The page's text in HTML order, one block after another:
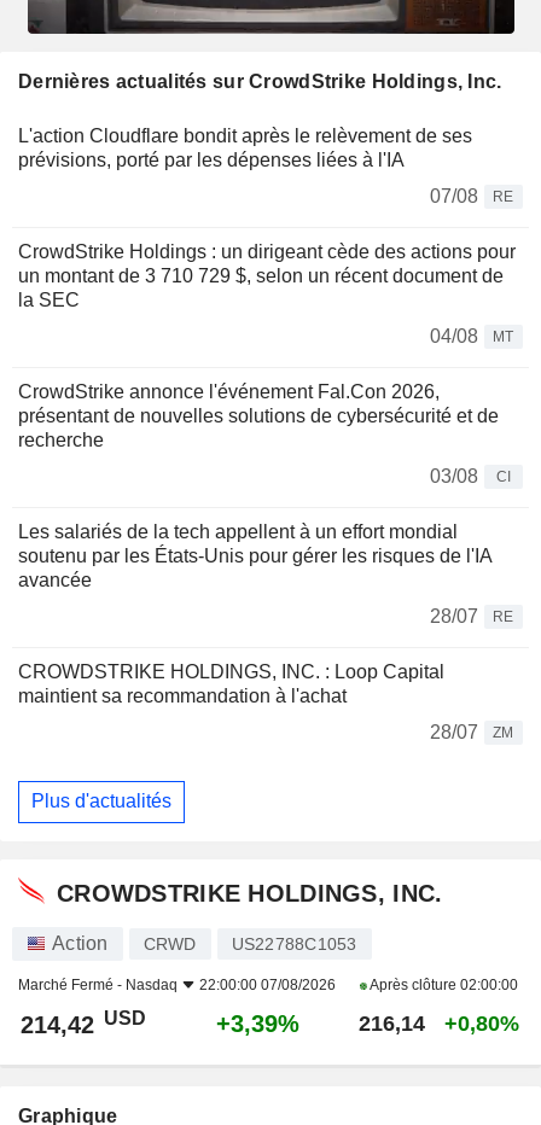
Dernières actualités sur CrowdStrike Holdings, Inc.
L'action Cloudflare bondit après le relèvement de ses
prévisions, porté par les dépenses liées à l'IA
07/08
RE
CrowdStrike Holdings : un dirigeant cède des actions pour
un montant de 3 710 729 $, selon un récent document de
la SEC
04/08
MT
CrowdStrike annonce l'événement Fal.Con 2026,
présentant de nouvelles solutions de cybersécurité et de
recherche
03/08
CI
Les salariés de la tech appellent à un effort mondial
soutenu par les États-Unis pour gérer les risques de l'IA
avancée
28/07
RE
CROWDSTRIKE HOLDINGS, INC. : Loop Capital
maintient sa recommandation à l'achat
28/07
ZM
Plus d'actualités
CROWDSTRIKE HOLDINGS, INC.
Action CRWD US22788C1053
Marché Fermé - Nasdaq 22:00:00 07/08/2026 Après clôture 02:00:00
214,42 USD +3,39% 216,14 +0,80%
Graphique